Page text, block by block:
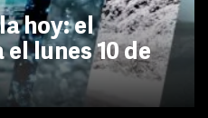
hoy: el
lunes 10 de